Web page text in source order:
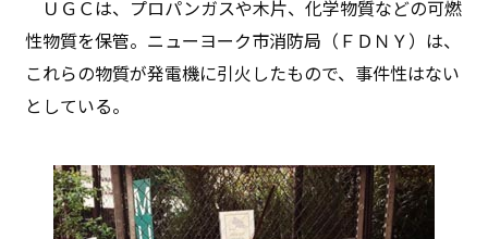
ＵＧＣは、プロパンガスや木片、化学物質などの可燃
性物質を保管。ニューヨーク市消防局（ＦＤＮＹ）は、
これらの物質が発電機に引火したもので、事件性はない
としている。